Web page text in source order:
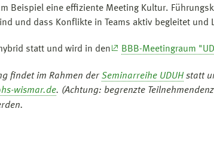
Beispiel eine effiziente Meeting Kultur.
und dass Konflikte in Teams aktiv begleitet und
statt und wird in den BBB-Meetingraum
findet im Rahmen derSeminarreihe UDUH statt
wismar.de. (Achtung: begrenzte